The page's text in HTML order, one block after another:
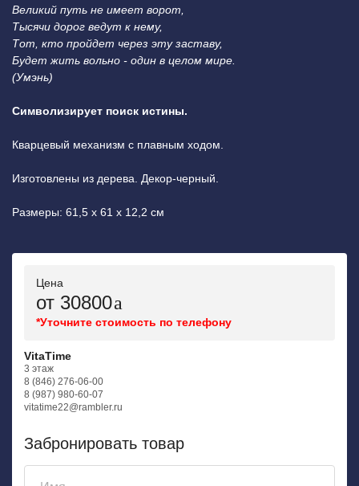
Великий путь не имеет ворот,
Тысячи дорог ведут к нему,
Тот, кто пройдет через эту заставу,
Будет жить вольно - один в целом мире.
(Умэнь)
Символизирует поиск истины.
Кварцевый механизм с плавным ходом.
Изготовлены из дерева. Декор-черный.
Размеры: 61,5 х 61 х 12,2 см
Цена
от 30800
*Уточните стоимость по телефону
VitaTime
3 этаж
8 (846) 276-06-00
8 (987) 980-60-07
vitatime22@rambler.ru
Забронировать товар